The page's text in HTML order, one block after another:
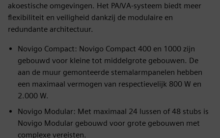
akoestische omgevingen. Het PA/VA-systeem biedt meer
flexibiliteit en veiligheid dankzij de modulaire en
redundante architectuur.
Novigo Compact: Novigo Compact 400 en 1000 zijn
gebouwd voor kleine tot middelgrote gebouwen. De
aan de muur gemonteerde stemalarmpanelen hebben
een maximaal vermogen van respectievelijk 800 W en
2.000 W.
Novigo Modular: Met maximaal 24 lussen of 48 stubs is
Novigo Modular gebouwd voor grote gebouwen met
complexe vereisten.